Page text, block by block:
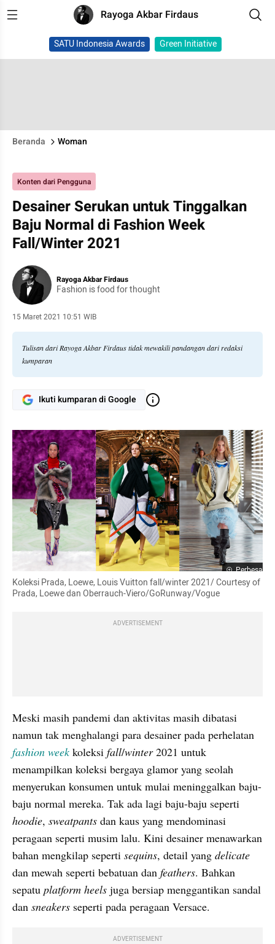
Rayoga Akbar Firdaus
SATU Indonesia Awards Green Initiative
Beranda Woman
Konten dari Pengguna
Desainer Serukan untuk Tinggalkan
Baju Normal di Fashion Week
Fall/Winter 2021
Rayoga Akbar Firdaus
Fashion is food for thought
15 Maret 2021 10:51 WIB
Tulisan dari Rayoga Akbar Firdaus tidak mewakili pandangan dari redaksi
kumparan
Ikuti kumparan di Google
Perbesar
Koleksi Prada, Loewe, Louis Vuitton fall/winter 2021/ Courtesy of
Prada, Loewe dan Oberrauch-Viero/GoRunway/Vogue
ADVERTISEMENT
Meski masih pandemi dan aktivitas masih dibatasi
fashion week koleksi fall/winter 2021 untuk
menampilkan koleksi bergaya glamor yang seolah
menyerukan konsumen untuk mulai meninggalkan baju-
hoodie, sweatpants dan kaus yang mendominasi
peragaan seperti musim lalu. Kini desainer menawarkan
bahan mengkilap seperti sequins, detail yang
dan mewah seperti bebatuan dan feathers. Bahkan
sepatu platform heels juga bersiap menggantikan sandal
dan sneakers seperti pada peragaan Versace.
ADVERTISEMENT